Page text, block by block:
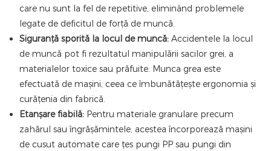
care nu sunt la fel de repetitive, eliminând problemele
legate de deficitul de forță de muncă.
Siguranță sporită la locul de muncă: Accidentele la locul
de muncă pot fi rezultatul manipulării sacilor grei, a
materialelor toxice sau prăfuite. Munca grea este
efectuată de mașini, ceea ce îmbunătățește ergonomia și
curățenia din fabrică.
Etanșare fiabilă: Pentru materiale granulare precum
zahărul sau îngrășămintele, acestea încorporează mașini
de cusut automate care țes pungi PP sau pungi din